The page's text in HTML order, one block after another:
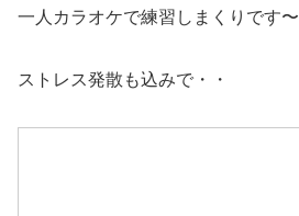
一人カラオケで練習しまくりです〜
ストレス発散も込みで・・